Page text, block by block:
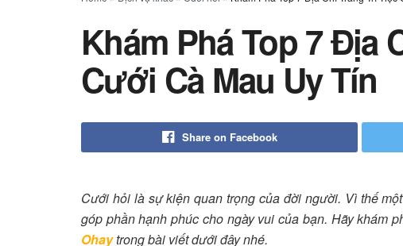
Khám Phá Top 7 Địa
Cưới Cà Mau Uy Tín
Share on Facebook
Cưới hỏi là sự kiện quan trọng của đời người. Vì thế
góp phần hạnh phúc cho ngày vui của bạn. Hãy khám
Ohaytrong bài viết dưới đây nhé.